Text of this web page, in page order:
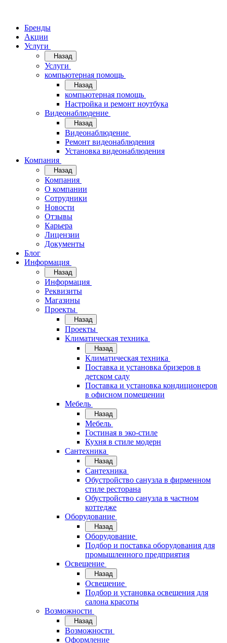
Бренды
Акции
Услуги
Назад
Услуги
компьютерная помощь
Назад
компьютерная помощь
Настройка и ремонт ноутбука
Видеонаблюдение
Назад
Видеонаблюдение
Ремонт видеонаблюдения
Установка видеонаблюдения
Компания
Назад
Компания
О компании
Сотрудники
Новости
Отзывы
Карьера
Лицензии
Документы
Блог
Информация
Назад
Информация
Реквизиты
Магазины
Проекты
Назад
Проекты
Климатическая техника
Назад
Климатическая техника
Поставка и установка бризеров в
детском саду
Поставка и установка кондиционеров
в офисном помещении
Мебель
Назад
Мебель
Гостиная в эко-стиле
Кухня в стиле модерн
Сантехника
Назад
Сантехника
Обустройство санузла в фирменном
стиле ресторана
Обустройство санузла в частном
коттедже
Оборудование
Назад
Оборудование
Подбор и поставка оборудования для
промышленного предприятия
Освещение
Назад
Освещение
Подбор и установка освещения для
салона красоты
Возможности
Назад
Возможности
Оформление